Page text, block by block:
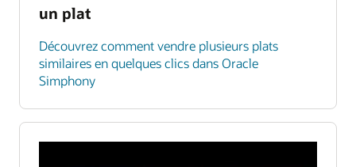
un plat
Découvrez comment vendre plusieurs plats
similaires en quelques clics dans Oracle
Simphony